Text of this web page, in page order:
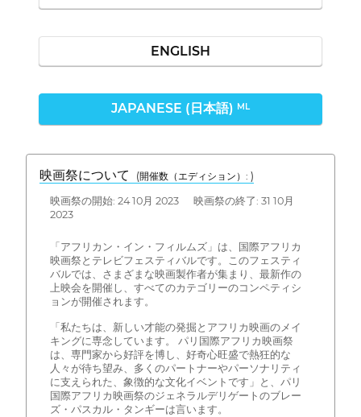
ENGLISH
JAPANESE (日本語) ML
映画祭について (開催数（エディション）: )
映画祭の開始: 24 10月 2023 映画祭の終了: 31 10月
2023
「アフリカン・イン・フィルムズ」は、国際アフリカ
映画祭とテレビフェスティバルです。このフェスティ
バルでは、さまざまな映画製作者が集まり、最新作の
上映会を開催し、すべてのカテゴリーのコンペティシ
ョンが開催されます。
「私たちは、新しい才能の発掘とアフリカ映画のメイ
キングに専念しています。 パリ国際アフリカ映画祭
は、専門家から好評を博し、好奇心旺盛で熱狂的な
人々が待ち望み、多くのパートナーやパーソナリティ
に支えられた、象徴的な文化イベントです」と、パリ
国際アフリカ映画祭のジェネラルデリゲートのブレー
ズ・パスカル・タンギーは言います。